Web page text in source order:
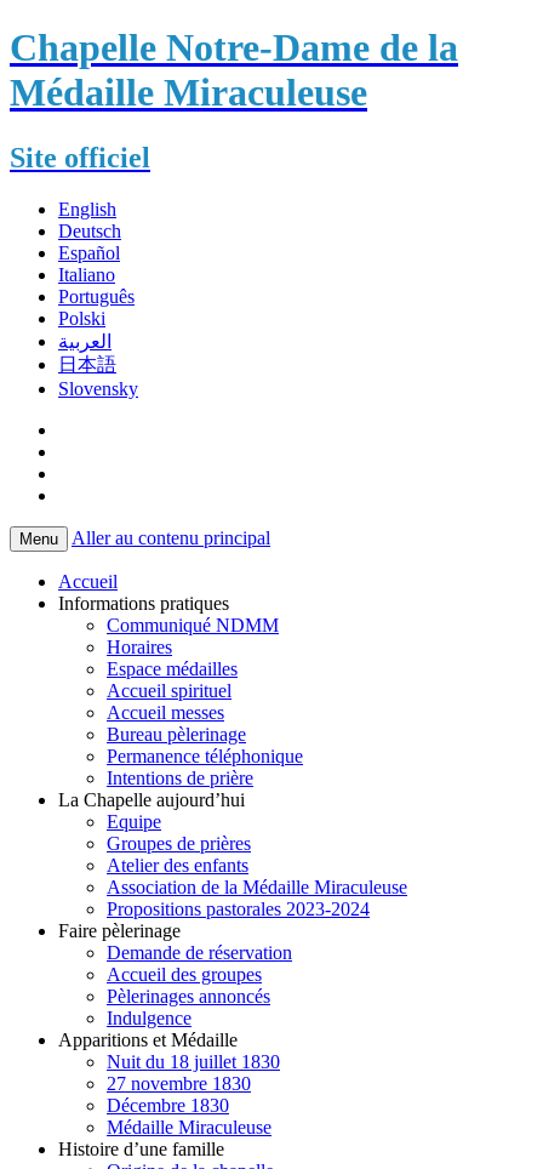
Chapelle Notre-Dame de la
Médaille Miraculeuse
Site officiel
English
Deutsch
Español
Italiano
Português
Polski
العربية
日本語
Slovensky
Menu Aller au contenu principal
Accueil
Informations pratiques
Communiqué NDMM
Horaires
Espace médailles
Accueil spirituel
Accueil messes
Bureau pèlerinage
Permanence téléphonique
Intentions de prière
La Chapelle aujourd’hui
Equipe
Groupes de prières
Atelier des enfants
Association de la Médaille Miraculeuse
Propositions pastorales 2023-2024
Faire pèlerinage
Demande de réservation
Accueil des groupes
Pèlerinages annoncés
Indulgence
Apparitions et Médaille
Nuit du 18 juillet 1830
27 novembre 1830
Décembre 1830
Médaille Miraculeuse
Histoire d’une famille